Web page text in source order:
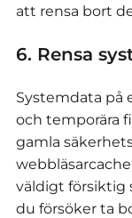
att rensa bort
6. Rensa
Systemdata på
och temporära
gamla
väldigt försiktig
du försöker ta